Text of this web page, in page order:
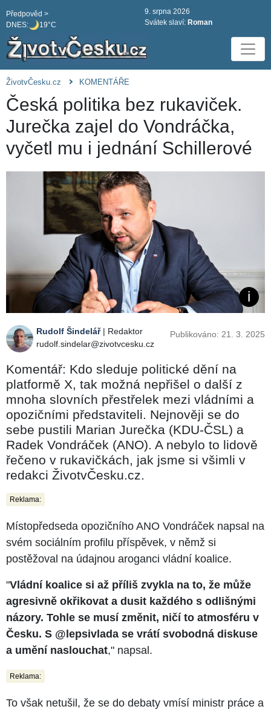
DNES: 19°C
Předpověd >
9. srpna 2026
Svátek slaví: Roman
ŽivotvČesku.cz KOMENTÁŘE
Česká politika bez rukaviček.
Jurečka zajel do Vondráčka,
vyčetl mu i jednání Schillerové
Rudolf Šindelář| Redaktor
rudolf.sindelar@zivotvcesku.cz
Publikováno: 21. 3. 2025
Komentář: Kdo sleduje politické dění na
platformě X, tak možná nepřišel o další z
mnoha slovních přestřelek mezi vládními a
opozičními představiteli. Nejnověji se do
sebe pustili Marian Jurečka (KDU-ČSL) a
Radek Vondráček (ANO). A nebylo to lidově
řečeno v rukavičkách, jak jsme si všimli v
redakci ŽivotvČesku.cz.
Reklama:
Místopředseda opozičního ANO Vondráček napsal na
svém sociálním profilu příspěvek, v němž si
postěžoval na údajnou aroganci vládní koalice.
"Vládní koalice si až příliš zvykla na to, že může
agresivně okřikovat a dusit každého s odlišnými
názory. Tohle se musí změnit, ničí to atmosféru v
Česku. S @lepsivlada se vrátí svobodná diskuse
a umění naslouchat," napsal.
Reklama:
To však netušil, že se do debaty vmísí ministr práce a